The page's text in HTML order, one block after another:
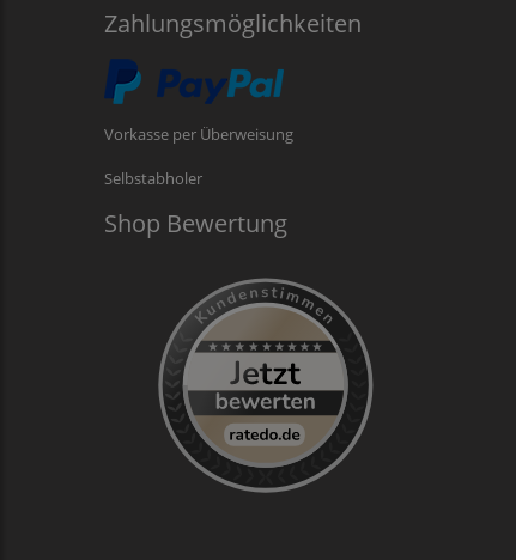
Zahlungsmöglichkeiten
Vorkasse per Überweisung
Selbstabholer
Shop Bewertung